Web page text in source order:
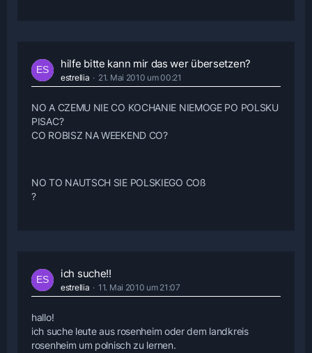
hilfe bitte kann mir das wer übersetzen?
estrellia 21. Mai 2010 um 00:21
NO A CZEMU NIE CO KOCHANIE NIEMOGE PO POLSKU
PISAC?
CO ROBISZ NA WEEKEND CO?
NO TO NAUTSCH SIE POLSKIEGO COß
?
ich suche!!
estrellia 11. Mai 2010 um 21:07
hallo!
ich suche leute aus rosenheim oder dem landkreis
rosenheim um polnisch zu lernen.